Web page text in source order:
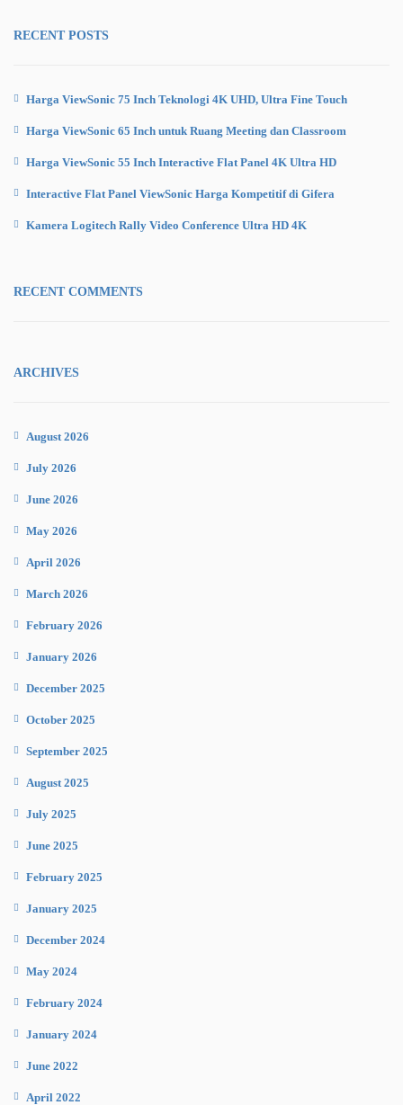
RECENT POSTS
Harga ViewSonic 75 Inch Teknologi 4K UHD, Ultra Fine Touch
Harga ViewSonic 65 Inch untuk Ruang Meeting dan Classroom
Harga ViewSonic 55 Inch Interactive Flat Panel 4K Ultra HD
Interactive Flat Panel ViewSonic Harga Kompetitif di Gifera
Kamera Logitech Rally Video Conference Ultra HD 4K
RECENT COMMENTS
ARCHIVES
August 2026
July 2026
June 2026
May 2026
April 2026
March 2026
February 2026
January 2026
December 2025
October 2025
September 2025
August 2025
July 2025
June 2025
February 2025
January 2025
December 2024
May 2024
February 2024
January 2024
June 2022
April 2022